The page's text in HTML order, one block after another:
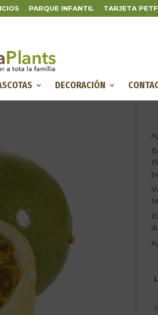
PARQUE INFANTIL TARJETA
DECORACIÓN
L
3